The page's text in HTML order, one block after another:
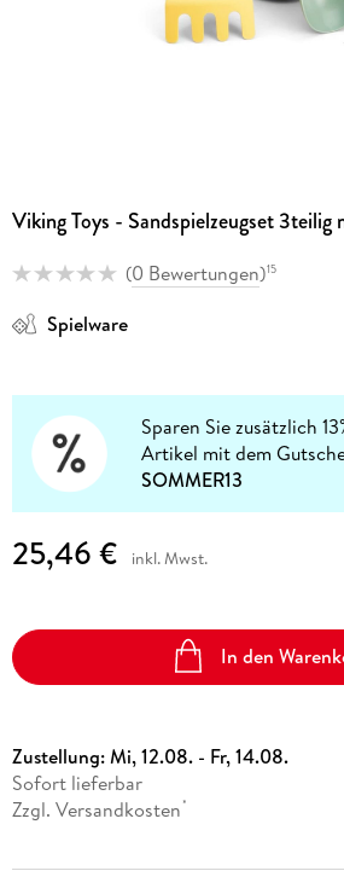
Viking Toys - Sandspielzeugset 3teilig
(0 Bewertungen)15
Spielware
Sparen Sie zusätzlich
Artikel mit dem
SOMMER13
25,46 € inkl. Mwst.
In den
Zustellung:Mi, 12.08. - Fr, 14.08.
Sofort lieferbar
Zzgl. Versandkosten *